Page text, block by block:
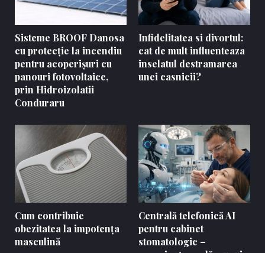
Sisteme BROOF Danosa
cu protecție la incendiu
pentru acoperișuri cu
panouri fotovoltaice,
prin Hidroizolatii
Conduraru
Infidelitatea si divortul:
cat de mult influenteaza
inselatul destramarea
unei casnicii?
Cum contribuie
obezitatea la impotența
masculină
Centrală telefonică AI
pentru cabinet
stomatologic –